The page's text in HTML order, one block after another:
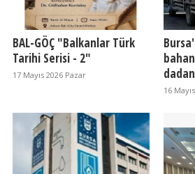
BAL-GÖÇ "Balkanlar Türk
Tarihi Serisi - 2"
17 Mayıs 2026 Pazar
16